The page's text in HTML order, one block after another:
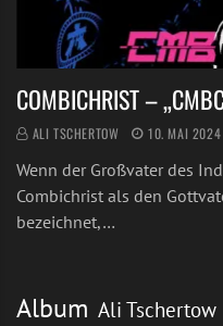
COMBICHRIST –
ALI TSCHERTOW 10. MAI 2024
Wenn der Großvater des
Combichrist als den
bezeichnet,…
Album Ali Tschertow